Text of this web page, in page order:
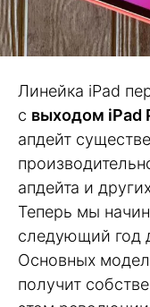
Линейка iPad
с выходом iPad
апдейт
апдейта и
Теперь мы
следующий год
Основных
получит